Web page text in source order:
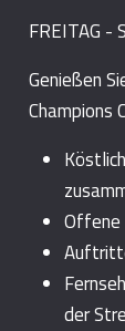
FREITAG -
Genießen
Champions
Offene
der